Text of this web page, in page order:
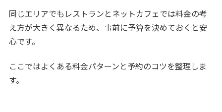
同じエリアでもレストランとネットカフェでは料金の考
え方が大きく異なるため、事前に予算を決めておくと安
心です。
ここではよくある料金パターンと予約のコツを整理しま
す。